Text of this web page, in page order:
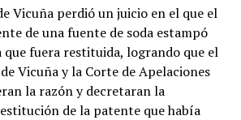
Vicuña perdió un juicio en el que el
de una fuente de soda estampó
que fuera restituida, logrando que el
Vicuña y la Corte de Apelaciones
la razón y decretaran la
de la patente que había